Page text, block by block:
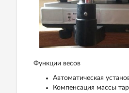
Функции весов
Автоматическая
Компенсация массы